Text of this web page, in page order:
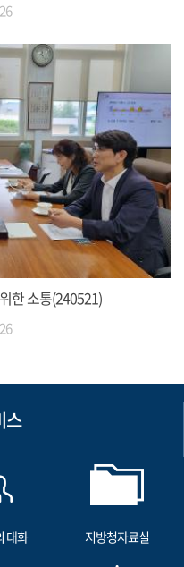
한 소통(240521)
스
대화 지방청자료실